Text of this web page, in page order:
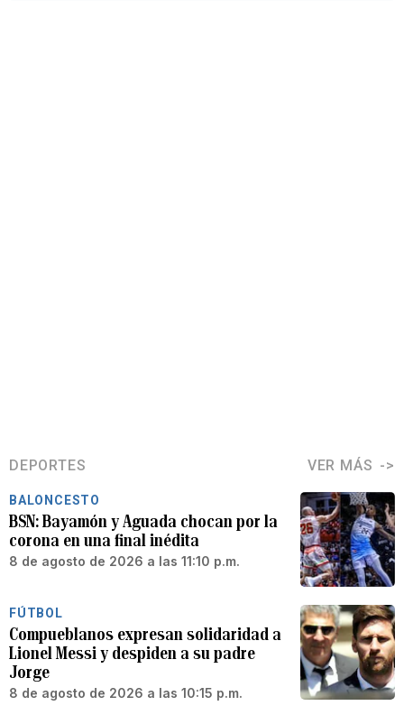
DEPORTES VER MÁS
BALONCESTO
BSN: Bayamón y Aguada chocan por la
corona en una final inédita
8 de agosto de 2026 a las 11:10 p.m.
FÚTBOL
Compueblanos expresan solidaridad a
Lionel Messi y despiden a su padre
Jorge
8 de agosto de 2026 a las 10:15 p.m.